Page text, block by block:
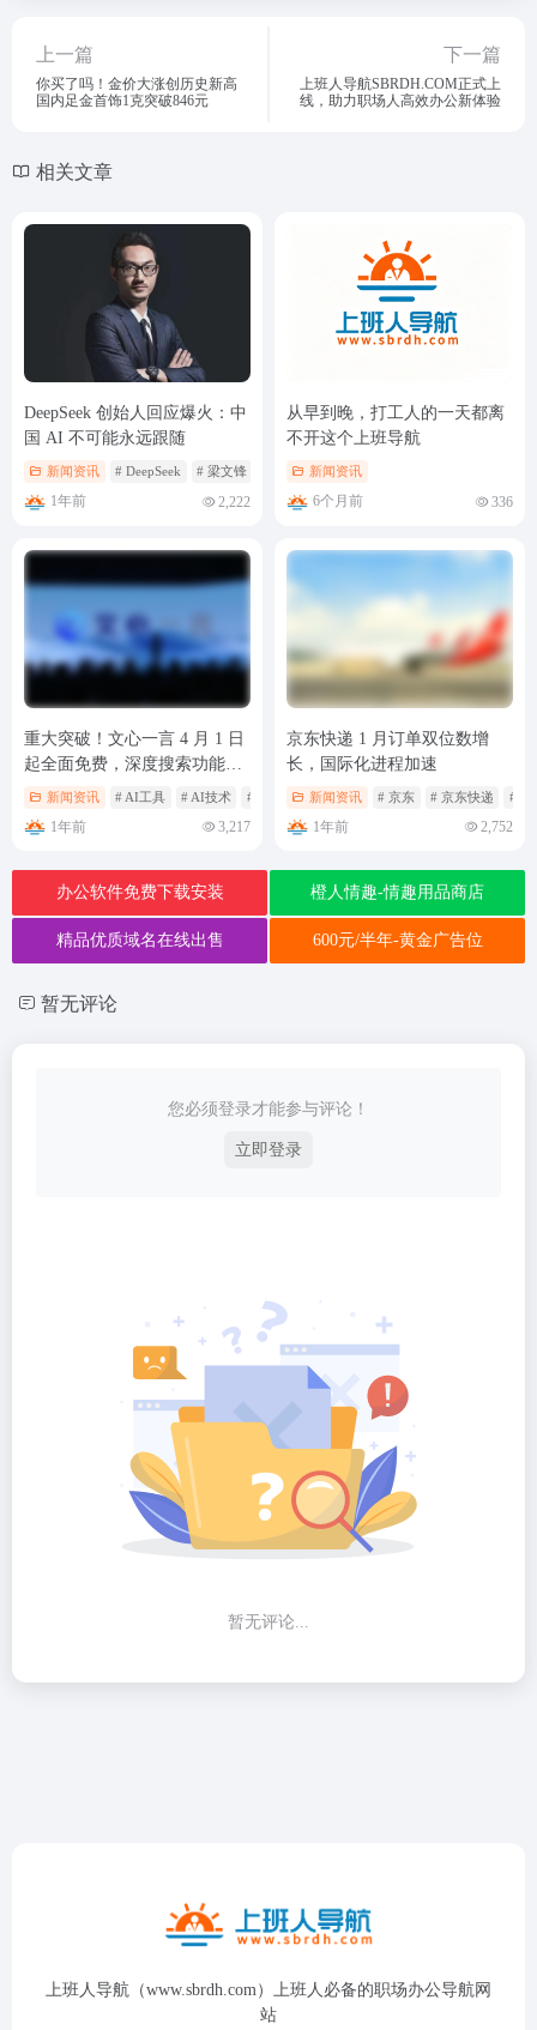
上一篇
你买了吗！金价大涨创历史新高
国内足金首饰1克突破846元
下一篇
上班人导航SBRDH.COM正式上
线，助力职场人高效办公新体验
相关文章
DeepSeek 创始人回应爆火：中
国 AI 不可能永远跟随
新闻资讯 # DeepSeek # 梁文锋
1年前 2,222
从早到晚，打工人的一天都离
不开这个上班导航
新闻资讯
6个月前 336
重大突破！文心一言 4 月 1 日
起全面免费，深度搜索功能震
撼上线
新闻资讯 # AI工具 # AI技术 # AI行业
1年前 3,217
京东快递 1 月订单双位数增
长，国际化进程加速
新闻资讯 # 京东 # 京东快递 # 国
1年前 2,752
办公软件免费下载安装 橙人情趣-情趣用品商店
精品优质域名在线出售 600元/半年-黄金广告位
暂无评论
您必须登录才能参与评论！
立即登录
暂无评论...
上班人导航（www.sbrdh.com）上班人必备的职场办公导航网
站